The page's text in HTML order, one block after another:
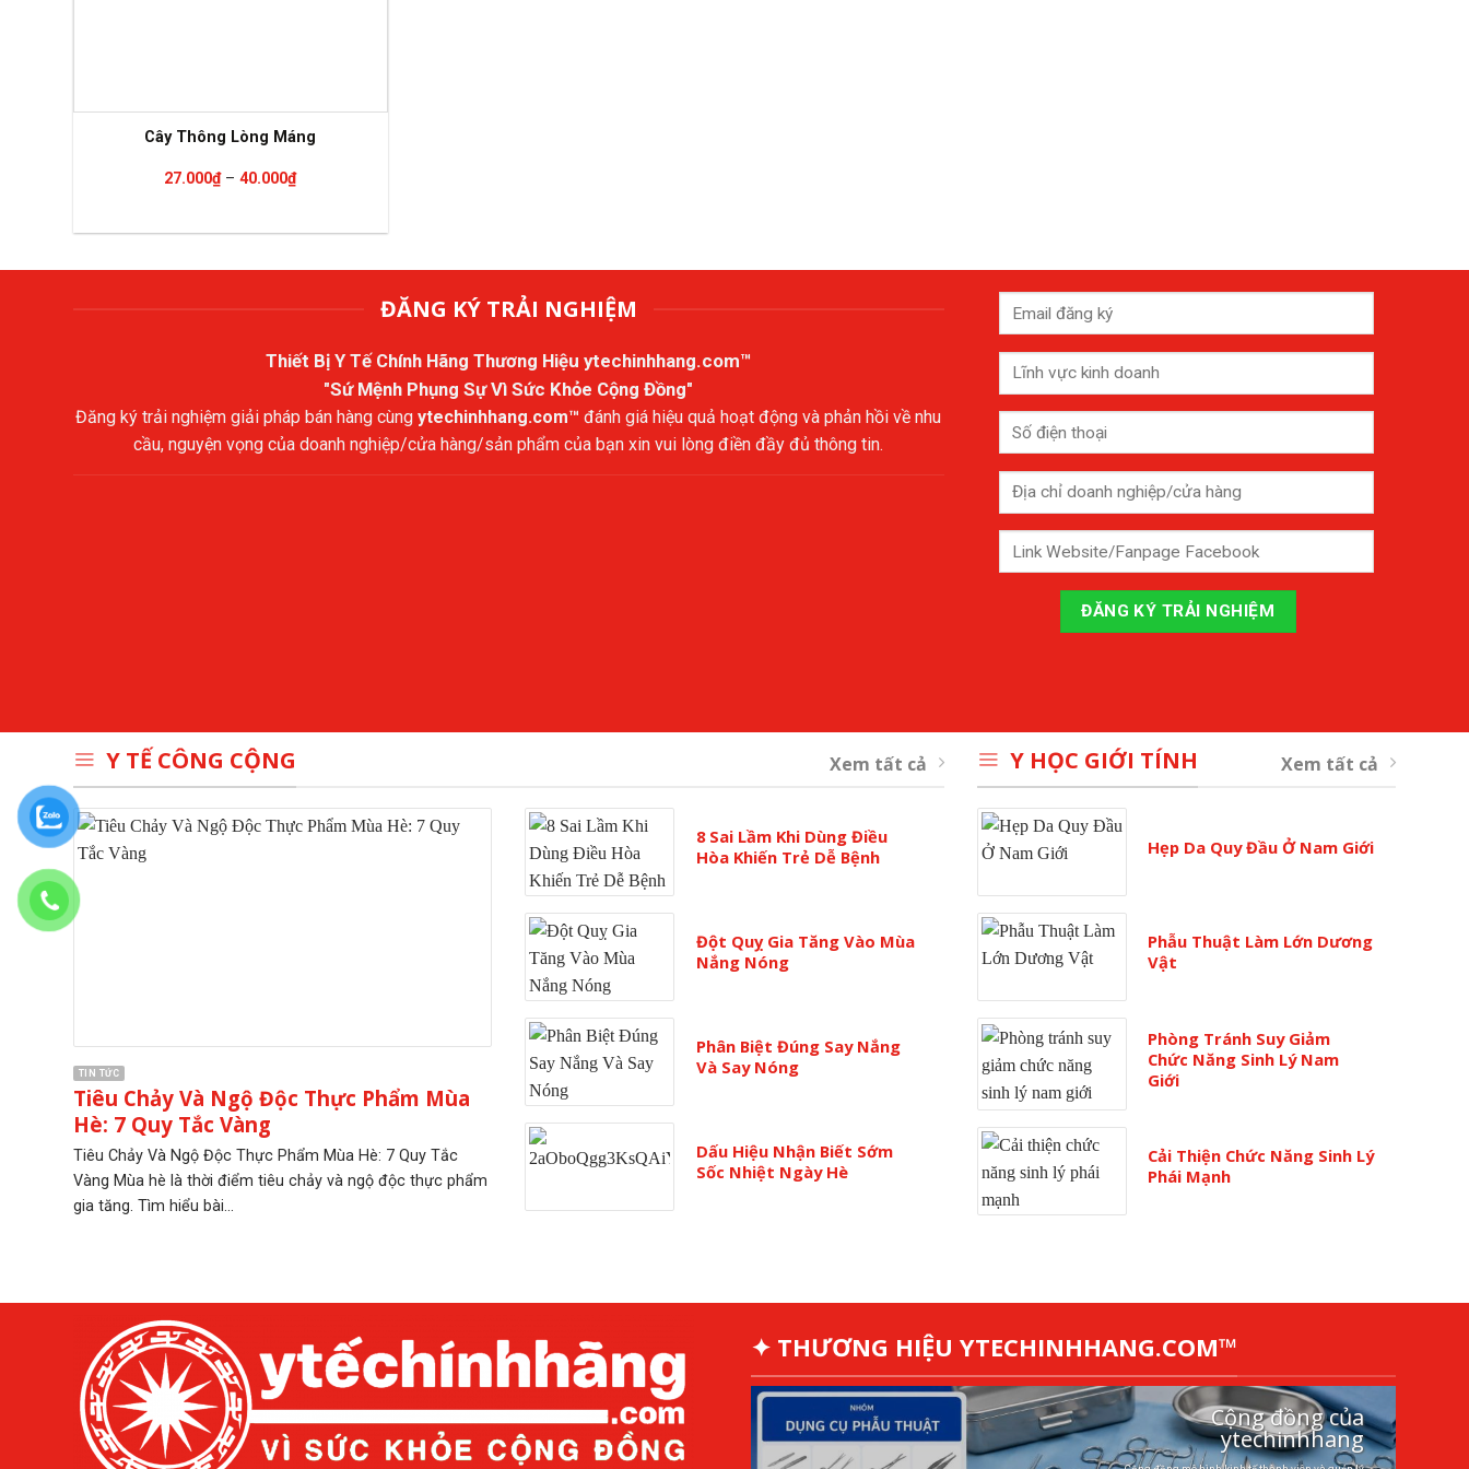
Cây Thông Lòng Máng
27.000₫ – 40.000₫Khoảng
giá:
đến
ĐĂNG KÝ TRẢI NGHIỆM
Thiết Bị Y Tế Chính Hãng Thương Hiệu ytechinhhang.com™
"Sứ Mệnh Phụng Sự Vì Sức Khỏe Cộng Đồng"
Đăng ký trải nghiệm giải pháp bán hàng cùngytechinhhang.com™đánh giá hiệu quả hoạt động và phản hồi về nhu
cầu, nguyện vọng của doanh nghiệp/cửa hàng/sản phẩm của bạn xin vui lòng điền đầy đủ thông tin.
Y TẾ CÔNG CỘNG Xem tất cả
TIN TỨC
Tiêu Chảy Và Ngộ Độc Thực Phẩm Mùa
Hè: 7 Quy Tắc Vàng
Tiêu Chảy Và Ngộ Độc Thực Phẩm Mùa Hè: 7 Quy Tắc
Vàng Mùa hè là thời điểm tiêu chảy và ngộ độc thực phẩm
gia tăng. Tìm hiểu bài...
8 Sai Lầm Khi Dùng Điều
Hòa Khiến Trẻ Dễ Bệnh
Đột Quỵ Gia Tăng Vào Mùa
Nắng Nóng
Phân Biệt Đúng Say Nắng
Và Say Nóng
Dấu Hiệu Nhận Biết Sớm
Sốc Nhiệt Ngày Hè
Y HỌC GIỚI TÍNH Xem tất cả
Hẹp Da Quy Đầu Ở Nam Giới
Phẫu Thuật Làm Lớn Dương
Vật
Phòng Tránh Suy Giảm
Chức Năng Sinh Lý Nam
Giới
Cải Thiện Chức Năng Sinh Lý
Phái Mạnh
✦ THƯƠNG HIỆU YTECHINHHANG.COM™
Cộng đồng của
ytechinhhang